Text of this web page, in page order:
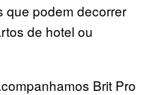
que podem decorrer
de hotel ou
Brit Pro